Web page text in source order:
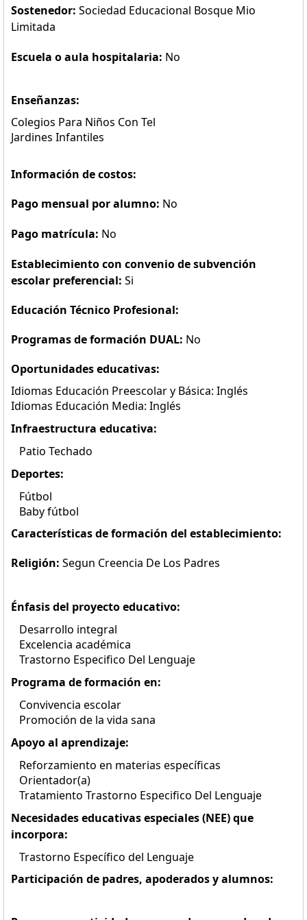
Sostenedor: Sociedad Educacional Bosque Mio
Limitada
Escuela o aula hospitalaria: No
Enseñanzas:
Colegios Para Niños Con Tel
Jardines Infantiles
Información de costos:
Pago mensual por alumno: No
Pago matrícula: No
Establecimiento con convenio de subvención
escolar preferencial: Si
Educación Técnico Profesional:
Programas de formación DUAL: No
Oportunidades educativas:
Idiomas Educación Preescolar y Básica: Inglés
Idiomas Educación Media: Inglés
Infraestructura educativa:
Patio Techado
Deportes:
Fútbol
Baby fútbol
Características de formación del establecimiento:
Religión: Segun Creencia De Los Padres
Énfasis del proyecto educativo:
Desarrollo integral
Excelencia académica
Trastorno Especifico Del Lenguaje
Programa de formación en:
Convivencia escolar
Promoción de la vida sana
Apoyo al aprendizaje:
Reforzamiento en materias específicas
Orientador(a)
Tratamiento Trastorno Especifico Del Lenguaje
Necesidades educativas especiales (NEE) que
incorpora:
Trastorno Específico del Lenguaje
Participación de padres, apoderados y alumnos: